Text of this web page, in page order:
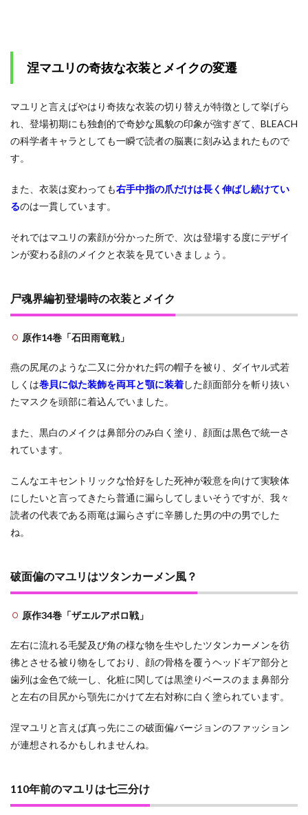
涅マ
ユリ
な名
言6
選
薬を
投薬
した
ルア
ポロ
に
まで
御機
嫌よ
う」
完璧
な生
命と
宣っ
エル
アポ
ロに
「私
璧を
嫌悪
マユ
ルの
「偉
大な
相手
とい
うの
いて
る」
ジゼ
ルに
ゾン
涅マユリの奇抜な衣装とメイクの変遷
マユリと言えばやはり奇抜な衣装の切り替えが特徴として挙げら
れ、登場初期にも独創的で奇妙な風貌の印象が強すぎて、BLEACH
の科学者キャラとしても一瞬で読者の脳裏に刻み込まれたもので
す。
また、衣装は変わっても右手中指の爪だけは長く伸ばし続けてい
るのは一貫しています。
それではマユリの素顔が分かった所で、次は登場する度にデザイ
ンが変わる顔のメイクと衣装を見ていきましょう。
尸魂界編初登場時の衣装とメイク
原作14巻「石田雨竜戦」
燕の尻尾のような二又に分かれた鍔の帽子を被り、ダイヤル式若
しくは巻貝に似た装飾を両耳と顎に装着した顔面部分を斬り抜い
たマスクを頭部に着込んでいました。
また、黒白のメイクは鼻部分のみ白く塗り、顔面は黒色で統一さ
れています。
こんなエキセントリックな恰好をした死神が殺意を向けて実験体
にしたいと言ってきたら普通に漏らしてしまいそうですが、我々
読者の代表である雨竜は漏らさずに辛勝した男の中の男でした
ね。
破面偏のマユリはツタンカーメン風？
原作34巻「ザエルアポロ戦」
左右に流れる毛髪及び角の様な物を生やしたツタンカーメンを彷
彿とさせる被り物をしており、顔の骨格を覆うヘッドギア部分と
歯列は金色で統一し、化粧に関しては黒塗りベースのまま鼻部分
と左右の目尻から顎先にかけて左右対称に白く塗られています。
涅マユリと言えば真っ先にこの破面偏バージョンのファッション
が連想されるかもしれませんね。
110年前のマユリは七三分け